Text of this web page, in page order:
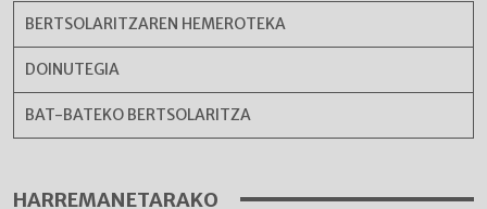
BERTSOLARITZAREN HEMEROTEKA
DOINUTEGIA
BAT-BATEKO BERTSOLARITZA
HARREMANETARAKO